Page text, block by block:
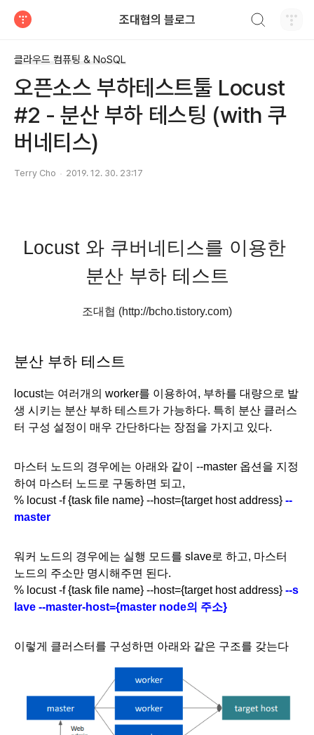
조대협의 블로그
클라우드 컴퓨팅 & NoSQL
오픈소스 부하테스트툴 Locust
#2 - 분산 부하 테스팅 (with 쿠
버네티스)
Terry Cho 2019. 12. 30. 23:17
Locust 와 쿠버네티스를 이용한
분산 부하 테스트
조대협 (http://bcho.tistory.com)
분산 부하 테스트
locust는 여러개의 worker를 이용하여, 부하를 대량으로 발
생 시키는 분산 부하 테스트가 가능하다. 특히 분산 클러스
터 구성 설정이 매우 간단하다는 장점을 가지고 있다.
마스터 노드의 경우에는 아래와 같이 --master 옵션을 지정
하여 마스터 노드로 구동하면 되고,
% locust -f {task file name} --host={target host address} --
master
워커 노드의 경우에는 실행 모드를 slave로 하고, 마스터
노드의 주소만 명시해주면 된다.
% locust -f {task file name} --host={target host address} --s
lave --master-host={master node의 주소}
이렇게 클러스터를 구성하면 아래와 같은 구조를 갖는다